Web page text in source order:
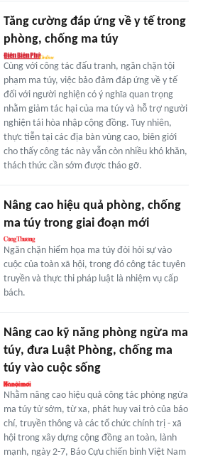
Tăng cường đáp ứng về y tế trong
phòng, chống ma túy
Cùng với công tác đấu tranh, ngăn chặn tội
phạm ma túy, việc bảo đảm đáp ứng về y tế
đối với người nghiện có ý nghĩa quan trọng
nhằm giảm tác hại của ma túy và hỗ trợ người
nghiện tái hòa nhập cộng đồng. Tuy nhiên,
thực tiễn tại các địa bàn vùng cao, biên giới
cho thấy công tác này vẫn còn nhiều khó khăn,
thách thức cần sớm được tháo gỡ.
Nâng cao hiệu quả phòng, chống
ma túy trong giai đoạn mới
Ngăn chặn hiểm họa ma túy đòi hỏi sự vào
cuộc của toàn xã hội, trong đó công tác tuyên
truyền và thực thi pháp luật là nhiệm vụ cấp
bách.
Nâng cao kỹ năng phòng ngừa ma
túy, đưa Luật Phòng, chống ma
túy vào cuộc sống
Nhằm nâng cao hiệu quả công tác phòng ngừa
ma túy từ sớm, từ xa, phát huy vai trò của báo
chí, truyền thông và các tổ chức chính trị - xã
hội trong xây dựng cộng đồng an toàn, lành
mạnh, ngày 2-7, Báo Cựu chiến binh Việt Nam